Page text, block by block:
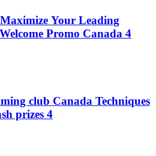
Your Leading
Promo Canada 4
club Canada Techniques
prizes 4